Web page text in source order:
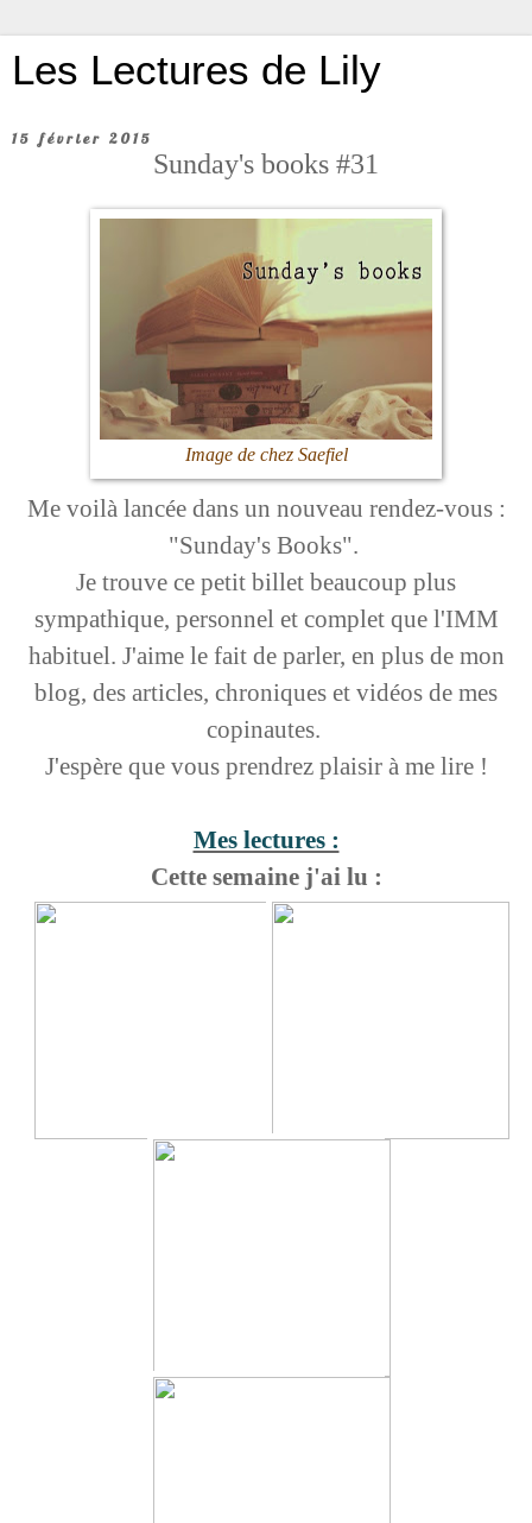
Les Lectures de Lily
15 février 2015
Sunday's books #31
Image de chez Saefiel
Me voilà lancée dans un nouveau rendez-vous :
"Sunday's Books".
Je trouve ce petit billet beaucoup plus
sympathique, personnel et complet que l'IMM
habituel. J'aime le fait de parler, en plus de mon
blog, des articles, chroniques et vidéos de mes
copinautes.
J'espère que vous prendrez plaisir à me lire !
Mes lectures :
Cette semaine j'ai lu :